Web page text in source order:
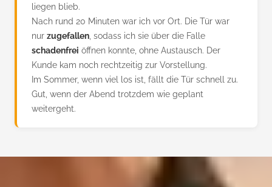
liegen blieb.
Nach rund 20 Minuten war ich vor Ort. Die Tür war
nur zugefallen , sodass ich sie über die Falle
schadenfrei öffnen konnte, ohne Austausch. Der
Kunde kam noch rechtzeitig zur Vorstellung.
Im Sommer, wenn viel los ist, fällt die Tür schnell zu.
Gut, wenn der Abend trotzdem wie geplant
weitergeht.